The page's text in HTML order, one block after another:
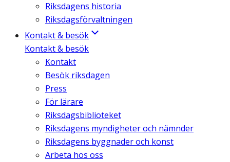
Riksdagens historia
Riksdagsförvaltningen
Kontakt & besök
Kontakt & besök
Kontakt
Besök riksdagen
Press
För lärare
Riksdagsbiblioteket
Riksdagens myndigheter och nämnder
Riksdagens byggnader och konst
Arbeta hos oss